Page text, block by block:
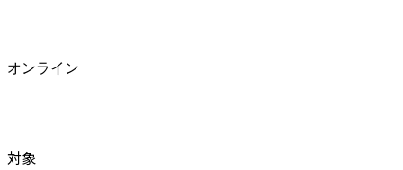
オンライン
対象